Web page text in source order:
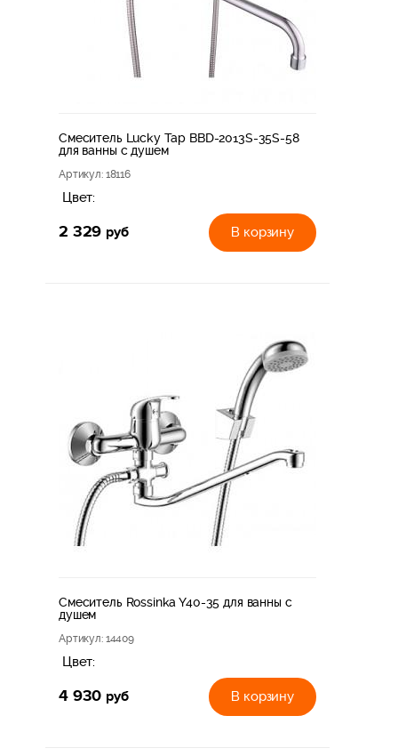
Смеситель Lucky Tap BBD-2013S-35S-58
для ванны с душем
Артикул: 18116
Цвет:
2 329 руб В корзину
Смеситель Rossinka Y40-35 для ванны с
душем
Артикул: 14409
Цвет:
4 930 руб В корзину